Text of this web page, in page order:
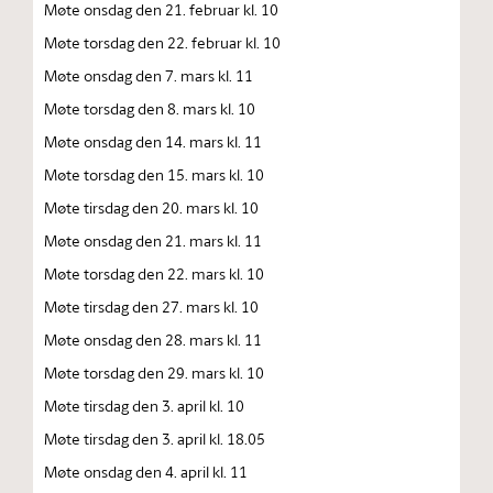
Møte onsdag den 21. februar kl. 10
Møte torsdag den 22. februar kl. 10
Møte onsdag den 7. mars kl. 11
Møte torsdag den 8. mars kl. 10
Møte onsdag den 14. mars kl. 11
Møte torsdag den 15. mars kl. 10
Møte tirsdag den 20. mars kl. 10
Møte onsdag den 21. mars kl. 11
Møte torsdag den 22. mars kl. 10
Møte tirsdag den 27. mars kl. 10
Møte onsdag den 28. mars kl. 11
Møte torsdag den 29. mars kl. 10
Møte tirsdag den 3. april kl. 10
Møte tirsdag den 3. april kl. 18.05
Møte onsdag den 4. april kl. 11